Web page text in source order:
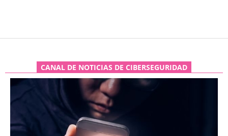
CANAL DE NOTICIAS DE CIBERSEGURIDAD